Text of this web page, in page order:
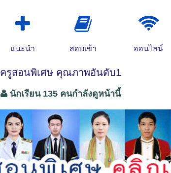
แนะนำ สอบเข้า ออนไลน์
ครูสอนพิเศษ คุณภาพอันดับ1
นักเรียน 135 คนกำลังดูหน้านี้